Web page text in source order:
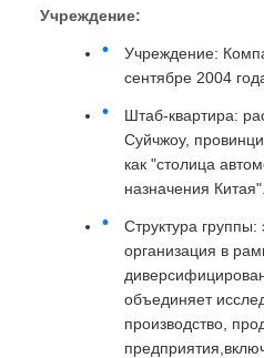
Учреждение:
Учреждение:
сентябре 2004
Штаб-квартира:
Суйчжоу,
как "столица
назначения Китая".
Структура
организация в
объединяет
производство,